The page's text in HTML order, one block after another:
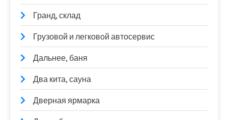
Гранд, склад
Грузовой и легковой автосервис
Дальнее, баня
Два кита, сауна
Дверная ярмарка